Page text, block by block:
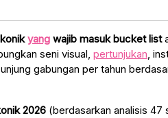
yang wajib masuk bucket list
seni visual, pertunjukan,
gabungan per tahun
2026 (berdasarkan analisis 47